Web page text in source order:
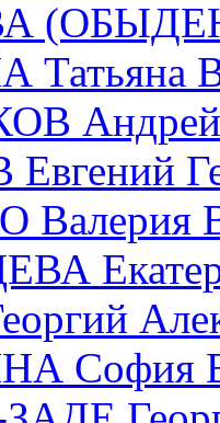
Андрей
Валерия
София